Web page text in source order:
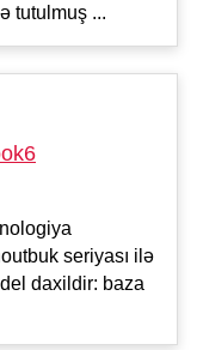
tutulmuş ...
seriyası ilə
daxildir: baza